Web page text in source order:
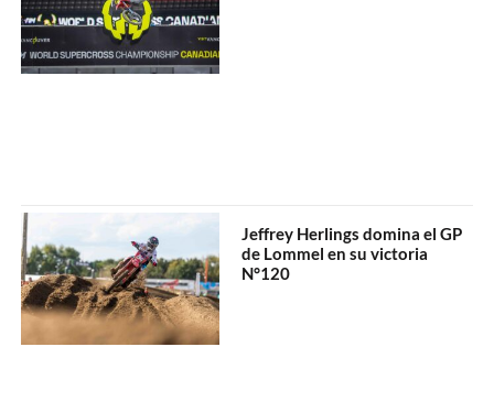
Jeffrey Herlings domina el GP
de Lommel en su victoria
N°120